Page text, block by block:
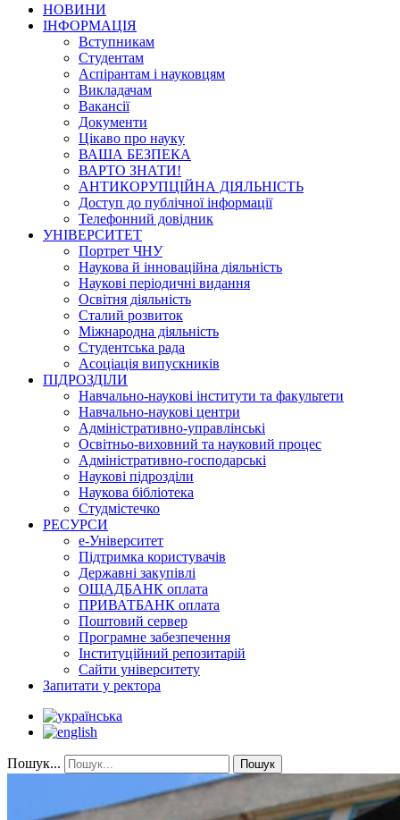
НОВИНИ
ІНФОРМАЦІЯ
Вступникам
Студентам
Аспірантам і науковцям
Викладачам
Вакансії
Документи
Цікаво про науку
ВАША БЕЗПЕКА
ВАРТО ЗНАТИ!
АНТИКОРУПЦІЙНА ДІЯЛЬНІСТЬ
Доступ до публічної інформації
Телефонний довідник
УНІВЕРСИТЕТ
Портрет ЧНУ
Наукова й інноваційна діяльність
Наукові періодичні видання
Освітня діяльність
Сталий розвиток
Міжнародна діяльність
Студентська рада
Асоціація випускників
ПІДРОЗДІЛИ
Навчально-наукові інститути та факультети
Навчально-наукові центри
Адміністративно-управлінські
Освітньо-виховний та науковий процес
Адміністративно-господарські
Наукові підрозділи
Наукова бібліотека
Студмістечко
РЕСУРСИ
е-Університет
Підтримка користувачів
Державні закупівлі
ОЩАДБАНК оплата
ПРИВАТБАНК оплата
Поштовий сервер
Програмне забезпечення
Інституційний репозитарій
Сайти університету
Запитати у ректора
Пошук... Пошук